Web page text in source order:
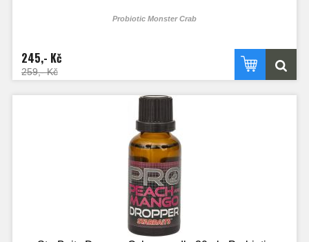
Probiotic Monster Crab
245,- Kč
259,- Kč